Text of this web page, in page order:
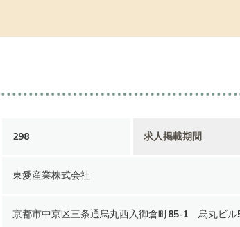
298 求人掲載期間
東愛産業株式会社
京都市中京区三条通烏丸西入御倉町85-1 烏丸ビル